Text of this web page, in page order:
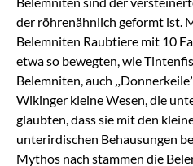
der röhrenähnlich geformt ist.
Belemniten Raubtiere mit 10
etwa so bewegten, wie
Belemniten, auch
Wikinger kleine Wesen, die
glaubten, dass sie mit den
unterirdischen Behausungen
Mythos nach stammen die